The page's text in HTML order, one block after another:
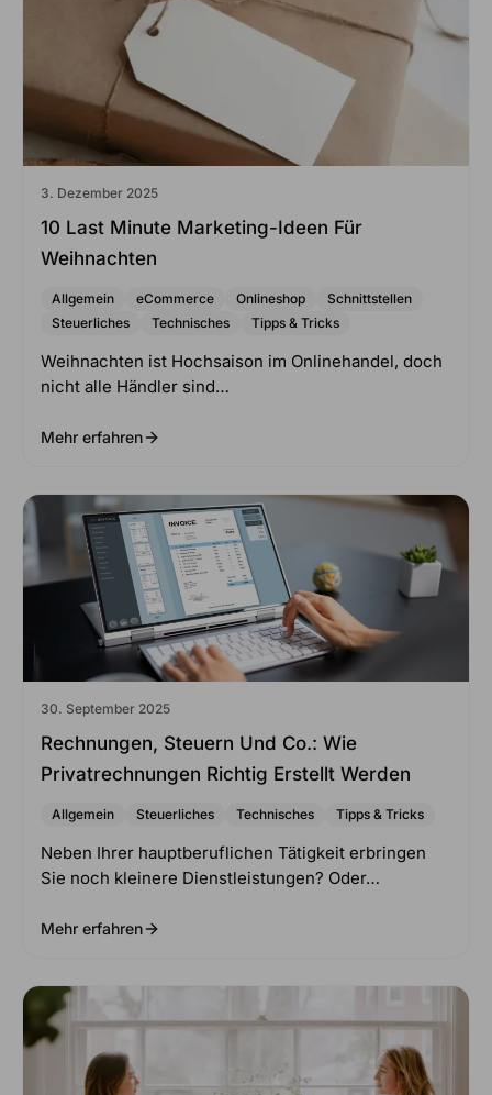
3. Dezember 2025
10 Last Minute Marketing-Ideen Für
Weihnachten
Allgemein eCommerce Onlineshop
Schnittstellen
Steuerliches
Technisches Tipps & Tricks
Weihnachten ist Hochsaison im Onlinehandel, doch
nicht alle Händler sind…
Mehr erfahren
30. September 2025
Rechnungen, Steuern Und Co.: Wie
Privatrechnungen Richtig Erstellt Werden
Allgemein Steuerliches Technisches Tipps & Tricks
Neben Ihrer hauptberuflichen Tätigkeit erbringen
Sie noch kleinere Dienstleistungen? Oder…
Mehr erfahren